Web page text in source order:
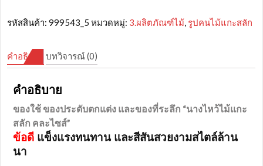
รหัสสินค้า:999543_5 หมวดหมู่: 3.ผลิตภัณฑ์ไม้, รูปคนไม้แกะสลัก
คำอธิบาย บทวิจารณ์ (0)
คำอธิบาย
ของใช้ ของประดับตกแต่ง และของที่ระลึก “นางไหว้ไม้แกะ
สลัก คละไซส์”
ข้อดี แข็งแรงทนทาน และสีสันสวยงามสไตล์ล้าน
นา